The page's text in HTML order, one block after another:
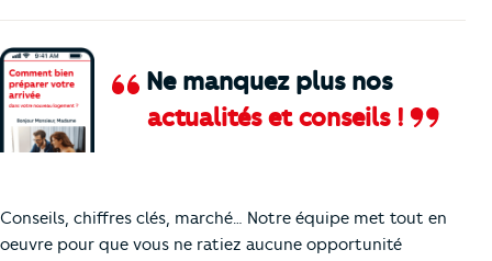
Ne manquez plus nos
actualités et conseils !
Conseils, chiffres clés, marché… Notre équipe met tout en
oeuvre pour que vous ne ratiez aucune opportunité